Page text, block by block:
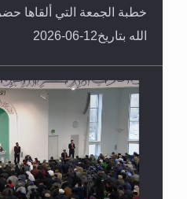
خطبة الجمعة التي ألقاها
الله بتاريخ12-06-2026